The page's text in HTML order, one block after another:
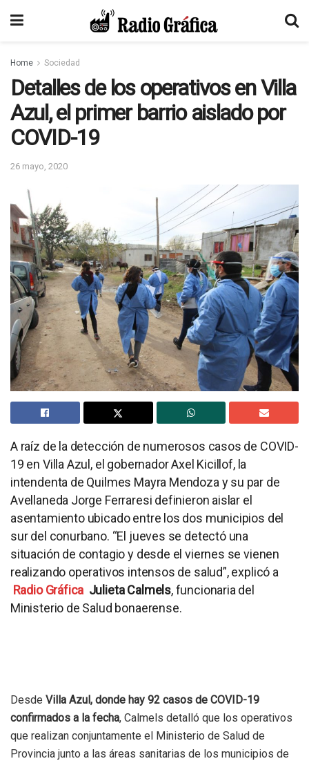
Home Sociedad
Detalles de los operativos en Villa
Azul, el primer barrio aislado por
COVID-19
26 mayo, 2020
A raíz de la detección de numerosos casos de COVID-
19 en Villa Azul, el gobernador Axel Kicillof, la
intendenta de Quilmes Mayra Mendoza y su par de
Avellaneda Jorge Ferraresi definieron aislar el
asentamiento ubicado entre los dos municipios del
sur del conurbano. “El jueves se detectó una
situación de contagio y desde el viernes se vienen
realizando operativos intensos de salud”, explicó a
Radio Gráfica Julieta Calmels, funcionaria del
Ministerio de Salud bonaerense.
Desde Villa Azul, donde hay 92 casos de COVID-19
confirmados a la fecha, Calmels detalló que los operativos
que realizan conjuntamente el Ministerio de Salud de
Provincia junto a las áreas sanitarias de los municipios de